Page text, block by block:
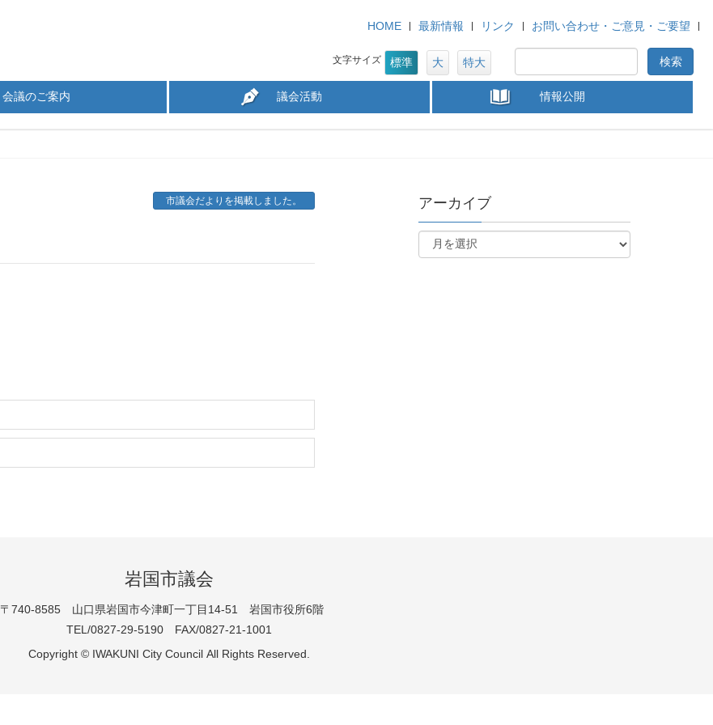
HOME 最新情報 リンク お問い合わせ・ご意見・ご要望
文字サイズ 標準 大 特大
会議のご案内 議会活動 情報公開
市議会だよりを掲載しました。 アーカイブ
岩国市議会
〒740-8585 山口県岩国市今津町一丁目14-51 岩国市役所6階
TEL/0827-29-5190 FAX/0827-21-1001
Copyright © IWAKUNI City Council All Rights Reserved.